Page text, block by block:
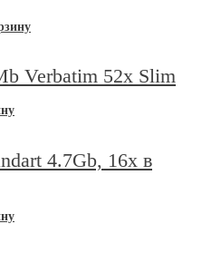
Verbatim 52x Slim
4.7Gb, 16x в